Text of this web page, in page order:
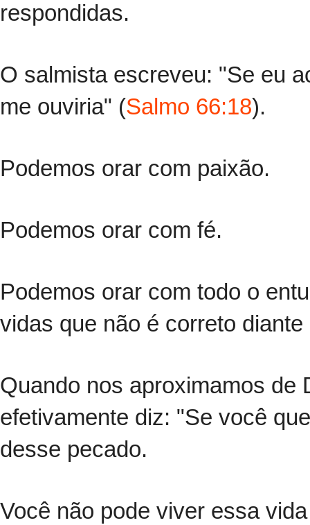
respondidas.
O salmista escreveu: "Se eu
me ouviria" (Salmo 66:18).
Podemos orar com paixão.
Podemos orar com fé.
Podemos orar com todo o
vidas que não é correto
Quando nos aproximamos de
efetivamente diz: "Se você
desse pecado.
Você não pode viver essa